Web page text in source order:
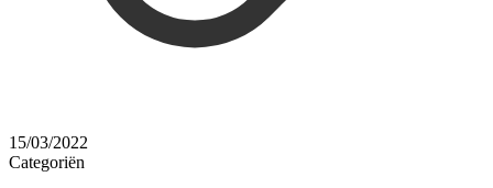
15/03/2022
Categoriën